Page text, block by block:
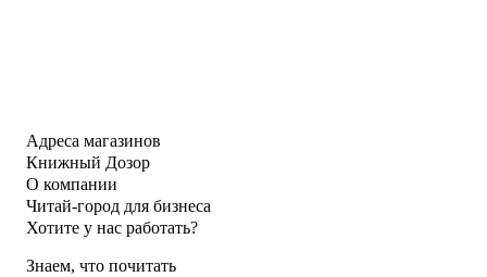
Адреса магазинов
Книжный Дозор
О компании
Читай-город для бизнеса
Хотите у нас работать?
Знаем, что почитать